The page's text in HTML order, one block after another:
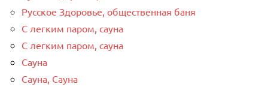
Русское Здоровье, общественная баня
С легким паром, сауна
С легким паром, сауна
Сауна
Сауна, Сауна